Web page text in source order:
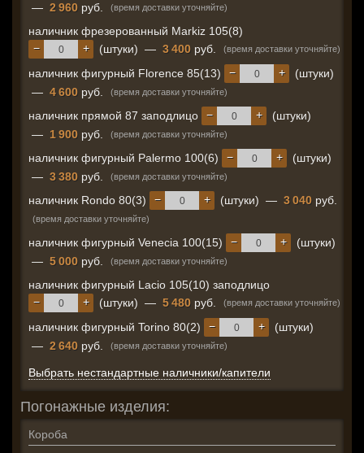
— 2 960 руб. (время доставки уточняйте)
наличник фрезерованный Markiz 105(8)
+
− (штуки) — 3 400 руб. (время доставки уточняйте)
наличник фигурный Florence 85(13) +
−
(штуки)
— 4 600 руб. (время доставки уточняйте)
наличник прямой 87 заподлицо +
−
(штуки)
— 1 900 руб. (время доставки уточняйте)
наличник фигурный Palermo 100(6) +
−
(штуки)
— 3 380 руб. (время доставки уточняйте)
наличник Rondo 80(3) +
− (штуки) — 3 040 руб.
(время доставки уточняйте)
наличник фигурный Venecia 100(15) +
−
(штуки)
— 5 000 руб. (время доставки уточняйте)
наличник фигурный Lacio 105(10) заподлицо
+
− (штуки) — 5 480 руб. (время доставки уточняйте)
наличник фигурный Torino 80(2) +
−
(штуки)
— 2 640 руб. (время доставки уточняйте)
Выбрать нестандартные наличники/капители
Погонажные изделия:
Короба